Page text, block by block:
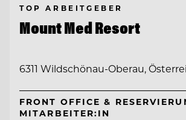
TOP ARBEITGEBER
Mount Med Resort
6311 Wildschönau-Oberau,
FRONT OFFICE &
MITARBEITER:IN